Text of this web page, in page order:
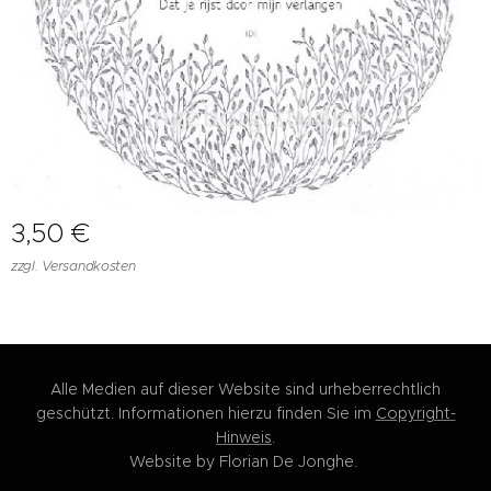
3,50 €
zzgl. Versandkosten
Alle Medien auf dieser Website sind urheberrechtlich
geschützt. Informationen hierzu finden Sie im Copyright-
Hinweis.
Website by Florian De Jonghe.